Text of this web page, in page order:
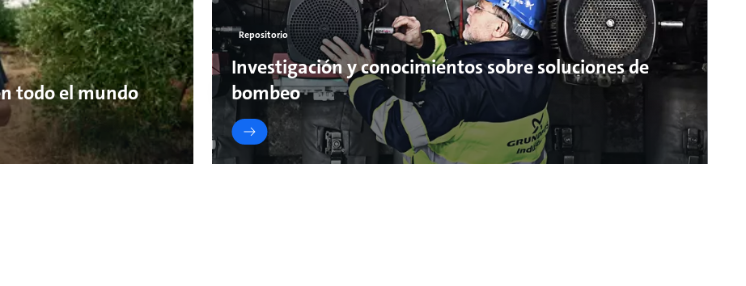
todo el mundo
Repositorio
Investigación y conocimientos sobre soluciones de
bombeo